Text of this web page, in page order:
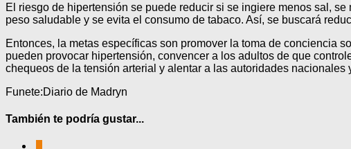
El riesgo de hipertensión se puede reducir si se ingiere menos sal,
peso saludable y se evita el consumo de tabaco. Así, se buscará
Entonces, la metas específicas son promover la toma de conciencia
pueden provocar hipertensión, convencer a los adultos de que
chequeos de la tensión arterial y alentar a las autoridades
Funete:Diario de Madryn
También te podría gustar...